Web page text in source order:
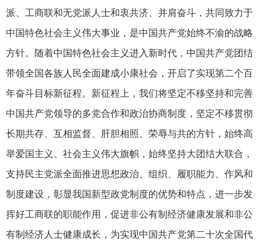
派、工商联和无党派人士和衷共济、并肩奋斗，共同致力于
中国特色社会主义伟大事业，是中国共产党始终不渝的战略
方针。随着中国特色社会主义进入新时代，中国共产党团结
带领全国各族人民全面建成小康社会，开启了实现第二个百
年奋斗目标新征程。新征程上，我们将坚定不移坚持和完善
中国共产党领导的多党合作和政治协商制度，坚定不移贯彻
长期共存、互相监督、肝胆相照、荣辱与共的方针，始终高
举爱国主义、社会主义伟大旗帜，始终坚持大团结大联合，
支持民主党派全面推进思想政治、组织、履职能力、作风和
制度建设，彰显我国新型政党制度的优势和特点，进一步发
挥好工商联的职能作用，促进非公有制经济健康发展和非公
有制经济人士健康成长，为实现中国共产党第二十次全国代